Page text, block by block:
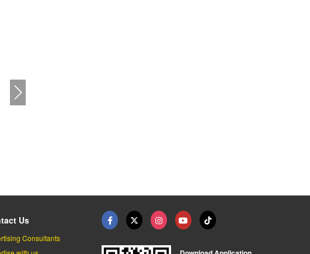
Us
Consultants